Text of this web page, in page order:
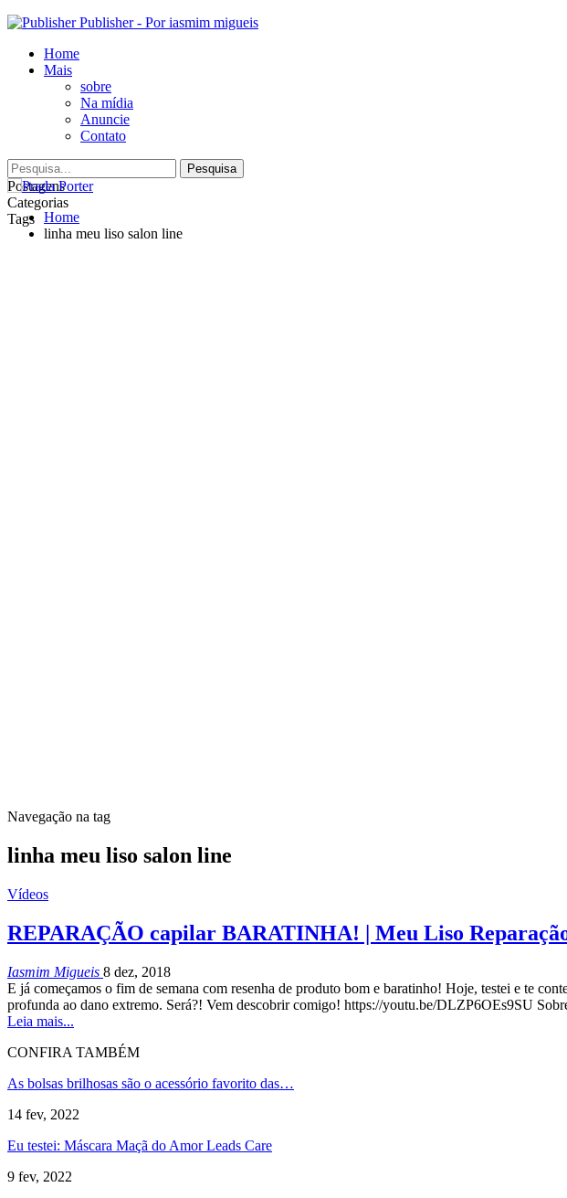
Publisher - Por iasmim migueis
Home
Mais
sobre
Na mídia
Anuncie
Contato
Postagens
Categorias
Tags Home
linha meu liso salon line
Navegação na tag
linha meu liso salon line
Vídeos
REPARAÇÃO capilar BARATINHA! | Meu Liso
Iasmim Migueis 8 dez, 2018
E já começamos o fim de semana com resenha de produto bom e baratinho! Hoje, testei e te
profunda ao dano extremo. Será?! Vem descobrir comigo! https://youtu.be/DLZP6OEs9SU
Leia mais...
CONFIRA TAMBÉM
As bolsas brilhosas são o acessório favorito das…
14 fev, 2022
Eu testei: Máscara Maçã do Amor Leads Care
9 fev, 2022